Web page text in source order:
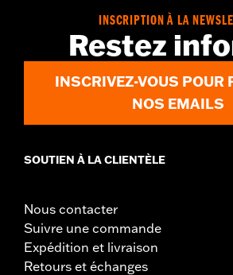
Position sur la moto:Arrière
Vendu séparément:Disques de frein,
d'installation
Vendu à l'unité:Chaque
Rayons et écrous zingués argent
GARANTIE:Garantie limitée d'un an -
INSCRIPTION À LA
Restez
INSCRIVEZ-VOUS POUR
NOS EMAILS
SOUTIEN À LA CLIENTÈLE
Nous contacter
Suivre une commande
Expédition et livraison
Retours et échanges